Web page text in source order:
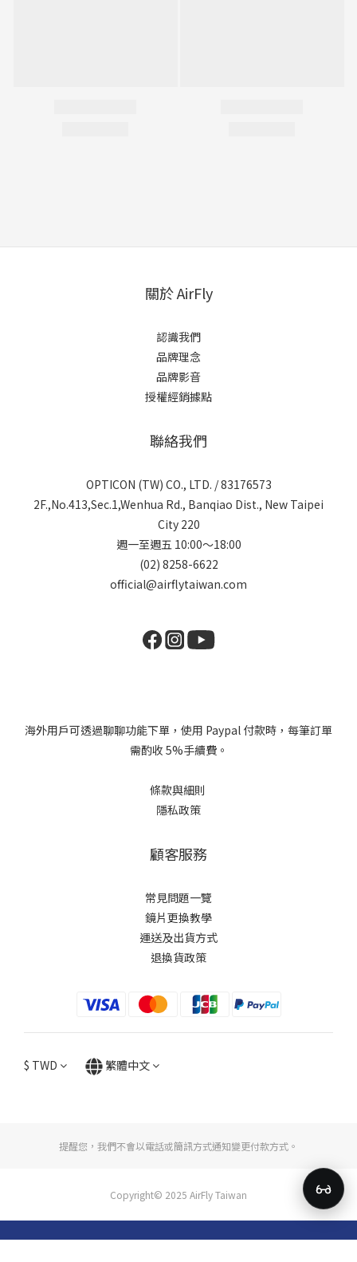
關於 AirFly
認識我們
品牌理念
品牌影音
授權經銷據點
聯絡我們
OPTICON (TW) CO., LTD. / 83176573
2F.,No.413,Sec.1,Wenhua Rd., Banqiao Dist., New Taipei
City 220
週一至週五 10:00～18:00
(02) 8258-6622
official@airflytaiwan.com
海外用戶可透過聊聊功能下單，使用 Paypal 付款時，每筆訂單
需酌收 5%手續費。
條款與細則
隱私政策
顧客服務
常見問題一覽
鏡片更換教學​
運送及出貨方式
退換貨政策
$ TWD 繁體中文
提醒您，我們不會以電話或簡訊方式通知變更付款方式。
Copyright© 2025 AirFly Taiwan